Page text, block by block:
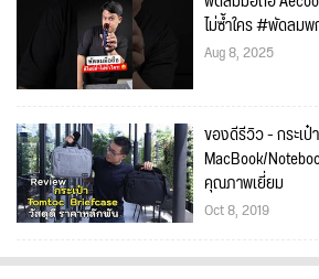
ไม่ซ้ำใคร #พัดลม
Aug 8, 2025
ของดีรีวิว - กระเป๋
MacBook/
คุณภาพเยี่ยม
Oct 8, 2019